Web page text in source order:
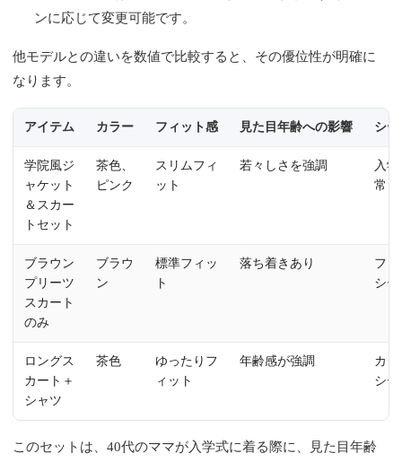
ンに応じて変更可能です。
他モデルとの違いを数値で比較すると、その優位性が明確に
なります。
アイテム カラー フィット感 見た目年齢への影響 シ
学院風ジ
ャケット
＆スカー
トセット
茶色、
ピンク
スリムフィ
ット
若々しさを強調
入
常
ブラウン
プリーツ
スカート
のみ
ブラウ
ン
標準フィッ
ト
落ち着きあり
フ
シー
ロングス
カート＋
シャツ
茶色
ゆったりフ
ィット
年齢感が強調
カ
シー
このセットは、40代のママが入学式に着る際に、見た目年齢